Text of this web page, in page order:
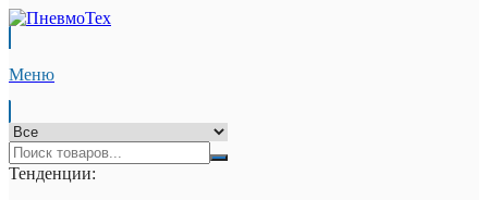
Меню
Тенденции: